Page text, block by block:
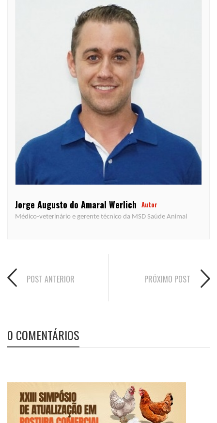
Jorge Augusto do Amaral Werlich Autor
Médico-veterinário e gerente técnico da MSD Saúde Animal
POST ANTERIOR PRÓXIMO POST
0 COMENTÁRIOS